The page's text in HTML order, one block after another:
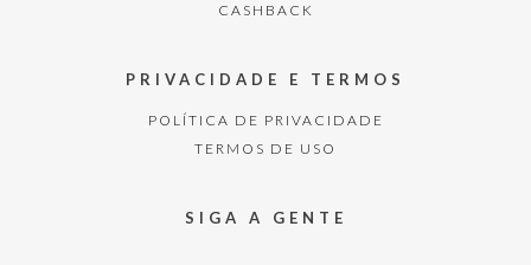
CASHBACK
PRIVACIDADE E TERMOS
POLÍTICA DE PRIVACIDADE
TERMOS DE USO
SIGA A GENTE